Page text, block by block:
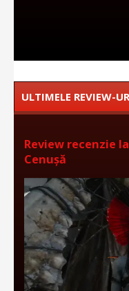
ULTIMELE REVIEW-
Review recenzie
Cenușă